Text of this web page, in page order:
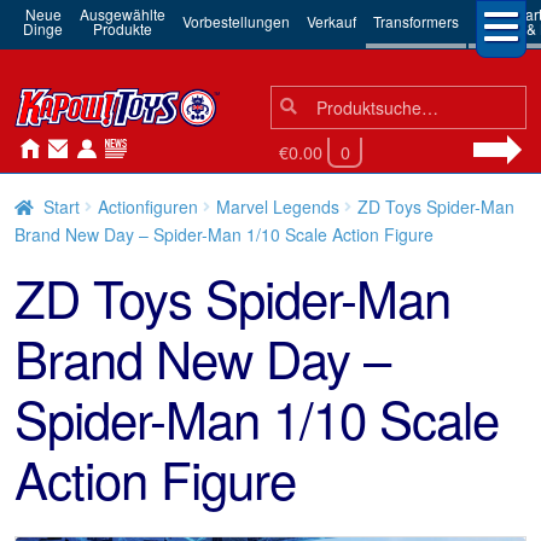
Neue
Dinge
Ausgewählte
Produkte Vorbestellungen Verkauf Transformers 3rd
Robots
Suchen
nach:
Suche
€0.00 0
Start Actionfiguren Marvel Legends
ZD Toys Spider-Man
Brand New Day – Spider-Man 1/10 Scale Action Figure
ZD Toys Spider-Man
Brand New Day –
Spider-Man 1/10 Scale
Action Figure